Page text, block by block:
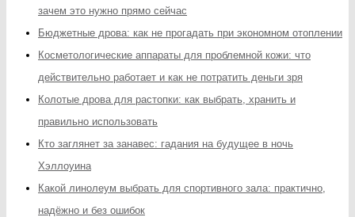
зачем это нужно прямо сейчас
Бюджетные дрова: как не прогадать при экономном отоплении
Косметологические аппараты для проблемной кожи: что
действительно работает и как не потратить деньги зря
Колотые дрова для растопки: как выбрать, хранить и
правильно использовать
Кто заглянет за занавес: гадания на будущее в ночь
Хэллоуина
Какой линолеум выбрать для спортивного зала: практично,
надёжно и без ошибок